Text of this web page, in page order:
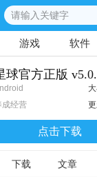
游戏 软件
球官方正版
成经营 更
点击下载
下载 文章